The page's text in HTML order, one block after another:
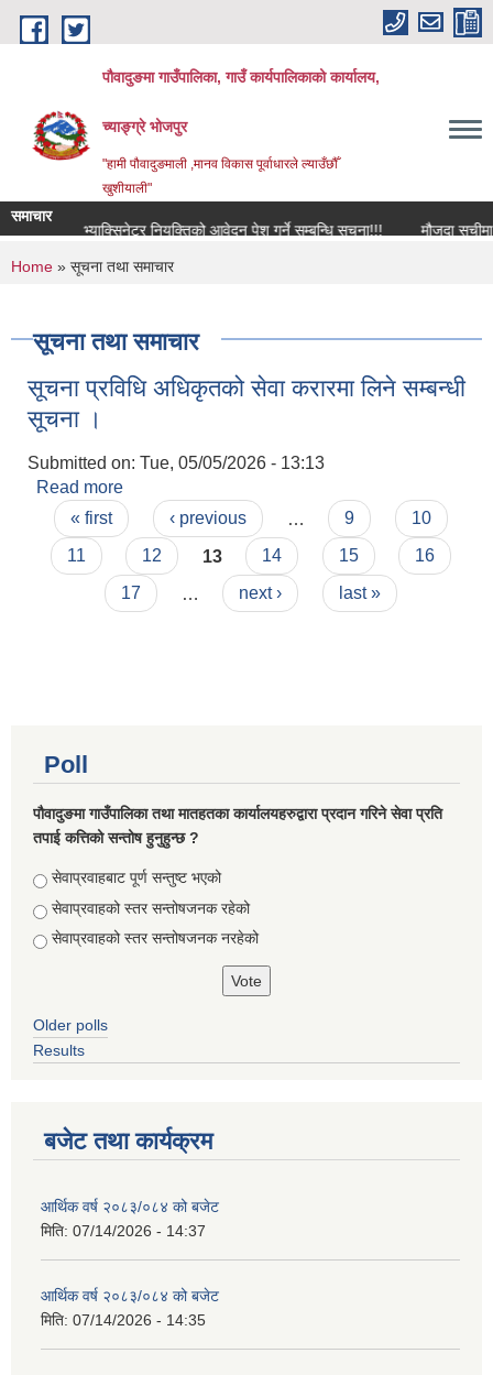
Skip to main content
पौवादुङमा गाउँपालिका, गाउँ कार्यपालिकाको कार्यालय,
च्याङ्ग्रे भोजपुर
"हामी पौवादुङमाली ,मानव विकास पूर्वाधारले ल्याउँछौँ
खुशीयाली"
समाचार
लागि भ्याक्सिनेटर नियुक्तिको आवेदन पेश गर्ने सम्बन्धि सूचना!!!
मौजुदा सूचीमा
You are here
Home » सूचना तथा समाचार
सूचना तथा समाचार
सूचना प्रविधि अधिकृतको सेवा करारमा लिने सम्बन्धी
सूचना ।
Submitted on: Tue, 05/05/2026 - 13:13
Read more
सूचना ।
Pages
« first ‹ previous 9
10
11
12 13 14 15
16
17
next › last »
Poll
पौवादुङमा गाउँपालिका तथा मातहतका कार्यालयहरुद्वारा प्रदान गरिने सेवा प्रति
तपाई कत्तिको सन्तोष हुनुहुन्छ ?
Choices
सेवाप्रवाहबाट पूर्ण सन्तुष्ट भएको
सेवाप्रवाहको स्तर सन्तोषजनक रहेको
सेवाप्रवाहको स्तर सन्तोषजनक नरहेको
Older polls
Results
बजेट तथा कार्यक्रम
आर्थिक वर्ष २०८३/०८४ को बजेट
मिति: 07/14/2026 - 14:37
आर्थिक वर्ष २०८३/०८४ को बजेट
मिति: 07/14/2026 - 14:35